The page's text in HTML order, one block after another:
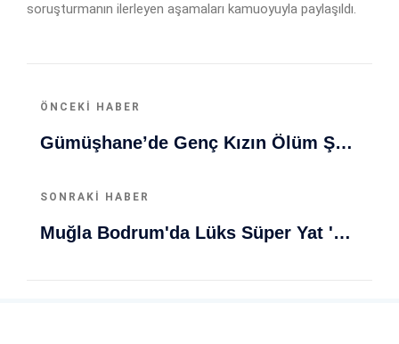
soruşturmanın ilerleyen aşamaları kamuoyuyla paylaşıldı.
ÖNCEKI HABER
Gümüşhane’de Genç Kızın Ölüm Şoku: Sabaha Karşı Yatağında Hayatını Kaybetti
SONRAKI HABER
Muğla Bodrum'da Lüks Süper Yat 'Golden Odyssey' Demirledi